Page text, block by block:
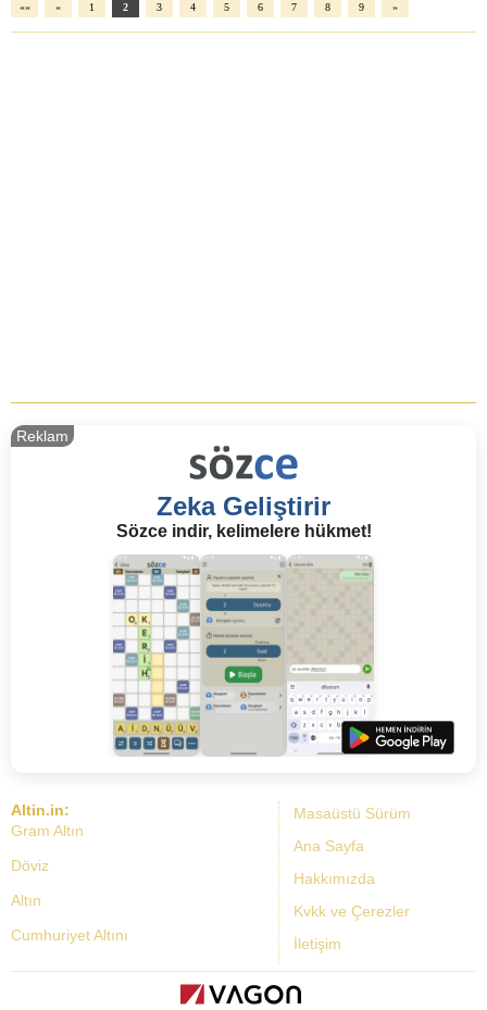
«« « 1 2 3 4 5 6 7 8 9 »
Zeka Geliştirir
Sözce indir, kelimelere hükmet!
Reklam
Masaüstü Sürüm
Ana Sayfa
Hakkımızda
Kvkk ve Çerezler
İletişim
Altin.in:
Gram Altın
Döviz
Altın
Cumhuriyet Altını
Dolar Kuru